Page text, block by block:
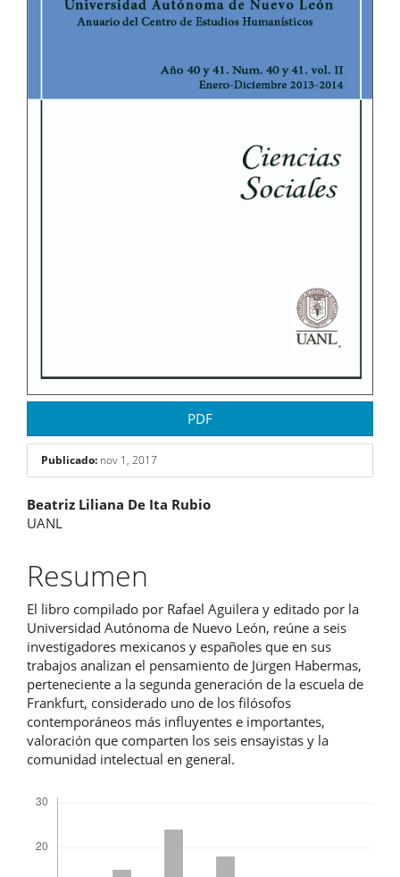
PDF
Publicado: nov 1, 2017
Contenido
principal
del
artículo
Beatriz Liliana De Ita Rubio
UANL
Resumen
El libro compilado por Rafael Aguilera y editado por la
Universidad Autónoma de Nuevo León, reúne a seis
investigadores mexicanos y españoles que en sus
trabajos analizan el pensamiento de Jürgen Habermas,
perteneciente a la segunda generación de la escuela de
Frankfurt, considerado uno de los filósofos
contemporáneos más influyentes e importantes,
valoración que comparten los seis ensayistas y la
comunidad intelectual en general.